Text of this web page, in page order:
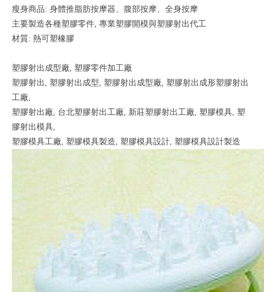
瘦身商品: 身體推脂肪按摩器、腹部按摩、全身按摩
主要製造各種塑膠零件, 專業塑膠開模與塑膠射出代工
材質: 熱可塑橡膠
塑膠射出成型廠, 塑膠零件加工廠
塑膠射出, 塑膠射出成型, 塑膠射出成型廠, 塑膠射出成形塑膠射出
工廠,
塑膠射出廠, 台北塑膠射出工廠, 新莊塑膠射出工廠, 塑膠模具, 塑
膠射出模具,
塑膠模具工廠, 塑膠模具製造, 塑膠模具設計, 塑膠模具設計製造